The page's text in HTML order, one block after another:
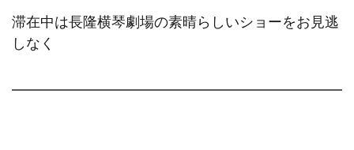
滞在中は長隆横琴劇場の素晴らしいショーをお見逃
しなく